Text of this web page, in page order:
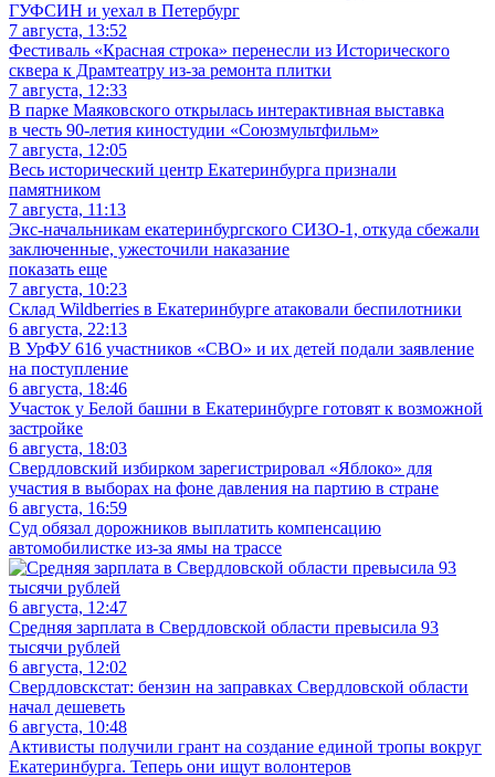
ГУФСИН и уехал в Петербург
7 августа, 13:52
Фестиваль «Красная строка» перенесли из Исторического
сквера к Драмтеатру из-за ремонта плитки
7 августа, 12:33
В парке Маяковского открылась интерактивная выставка
в честь 90-летия киностудии «Союзмультфильм»
7 августа, 12:05
Весь исторический центр Екатеринбурга признали
памятником
7 августа, 11:13
Экс-начальникам екатеринбургского СИЗО-1, откуда сбежали
заключенные, ужесточили наказание
показать еще
7 августа, 10:23
Склад Wildberries в Екатеринбурге атаковали беспилотники
6 августа, 22:13
В УрФУ 616 участников «СВО» и их детей подали заявление
на поступление
6 августа, 18:46
Участок у Белой башни в Екатеринбурге готовят к возможной
застройке
6 августа, 18:03
Свердловский избирком зарегистрировал «Яблоко» для
участия в выборах на фоне давления на партию в стране
6 августа, 16:59
Суд обязал дорожников выплатить компенсацию
автомобилистке из-за ямы на трассе
6 августа, 12:47
Средняя зарплата в Свердловской области превысила 93
тысячи рублей
6 августа, 12:02
Свердловскстат: бензин на заправках Свердловской области
начал дешеветь
6 августа, 10:48
Активисты получили грант на создание единой тропы вокруг
Екатеринбурга. Теперь они ищут волонтеров